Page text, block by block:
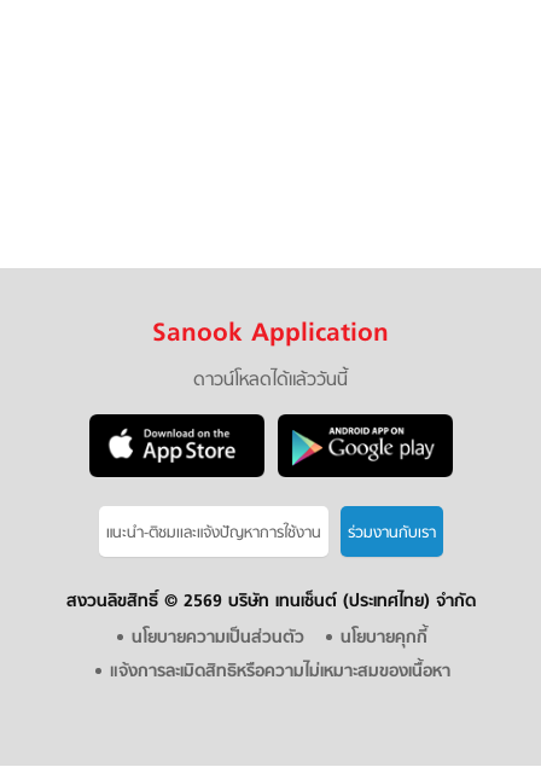
Sanook Application
ดาวน์โหลดได้แล้ววันนี้
แนะนำ-ติชมเเละแจ้งปัญหาการใช้งาน ร่วมงานกับเรา
สงวนลิขสิทธิ์ © 2569 บริษัท เทนเซ็นต์ (ประเทศไทย) จำกัด
นโยบายความเป็นส่วนตัว
นโยบายคุกกี้
แจ้งการละเมิดสิทธิหรือความไม่เหมาะสมของเนื้อหา